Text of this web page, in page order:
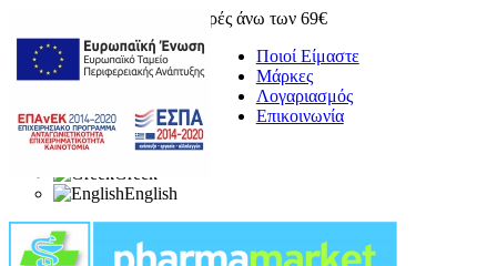
Δωρεάν μεταφορικά για αγορές άνω των 69€
Ποιοί Είμαστε
Μάρκες
Λογαριασμός
Επικοινωνία
Greek
English